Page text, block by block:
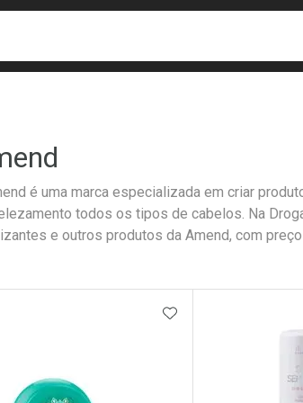
é uma marca especializada em criar
todos os tipos de cabelos. Na
e outros produtos da Amend, com
ADICIONAR AOS